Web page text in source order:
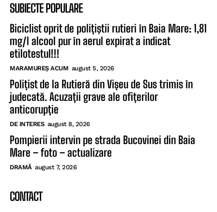
SUBIECTE POPULARE
Biciclist oprit de polițiştii rutieri în Baia Mare: 1,81
mg/l alcool pur în aerul expirat a indicat
etilotestul!!!
MARAMUREȘ ACUM august 5, 2026
Polițist de la Rutieră din Vișeu de Sus trimis în
judecată. Acuzații grave ale ofițerilor
anticorupție
DE INTERES august 8, 2026
Pompierii intervin pe strada Bucovinei din Baia
Mare – foto – actualizare
DRAMĂ august 7, 2026
CONTACT